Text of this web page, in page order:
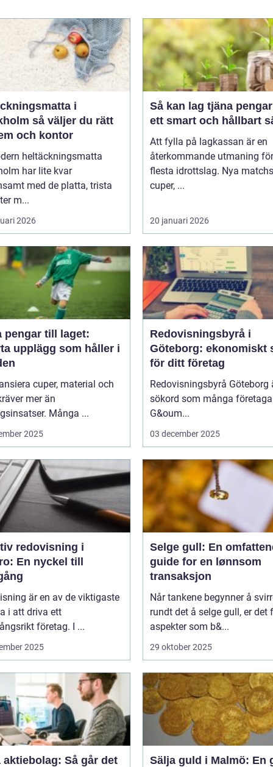
i
så väljer du rätt
och kontor
heltäckningsmatta
har lite kvar
med de platta, trista
m...
2026
Så kan lag tjäna
ett smart och hållbart
Att fylla på lagkassan är en
återkommande utmaning
flesta idrottslag. Nya
cuper, ...
20 januari 2026
pengar till laget:
upplägg som håller i
cuper, material och
mer än
Många ...
2025
Redovisningsbyrå i
Göteborg: ekonomiskt
för ditt företag
Redovisningsbyrå Göteborg
sökord som många
G&oum...
03 december 2025
redovisning i
En nyckel till
är en av de viktigaste
i att driva ett
företag. I ...
2025
Selge gull: En
guide for en lønnsom
transaksjon
Når tankene begynner å
rundt det å selge gull, er det
aspekter som b&...
29 oktober 2025
aktiebolag: Så går det
Sälja guld i Malmö: En